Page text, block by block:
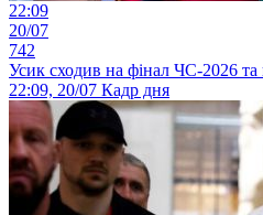
22:09
20/07
742
Усик сходив на фінал ЧС-2026 та
22:09, 20/07 Кадр дня